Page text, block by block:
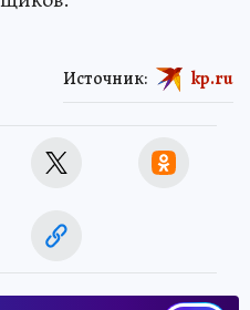
Источник: kp.ru